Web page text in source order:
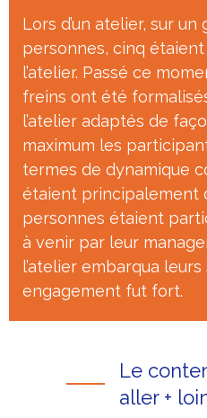
Lors d’un atelier, sur
personnes, cinq
l’atelier. Passé ce
freins ont été
l’atelier adaptés de
maximum les
termes de dynamique
étaient principalement
personnes étaient
à venir par leur
l’atelier embarqua
engagement fut fort.
Le
aller +